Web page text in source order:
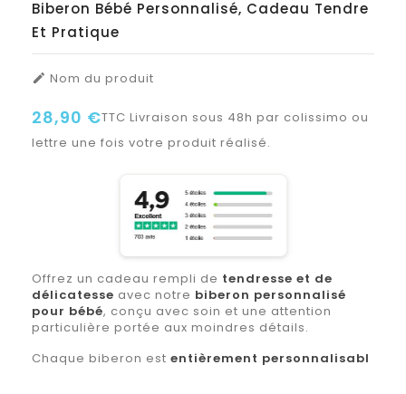
Biberon Bébé Personnalisé, Cadeau Tendre
Et Pratique
 Nom du produit
28,90 €TTC Livraison sous 48h par colissimo ou
lettre une fois votre produit réalisé.
Offrez un cadeau rempli de tendresse et de
délicatesse avec notre biberon personnalisé
pour bébé, conçu avec soin et une attention
particulière portée aux moindres détails.
Chaque biberon est entièrement personnalisabl